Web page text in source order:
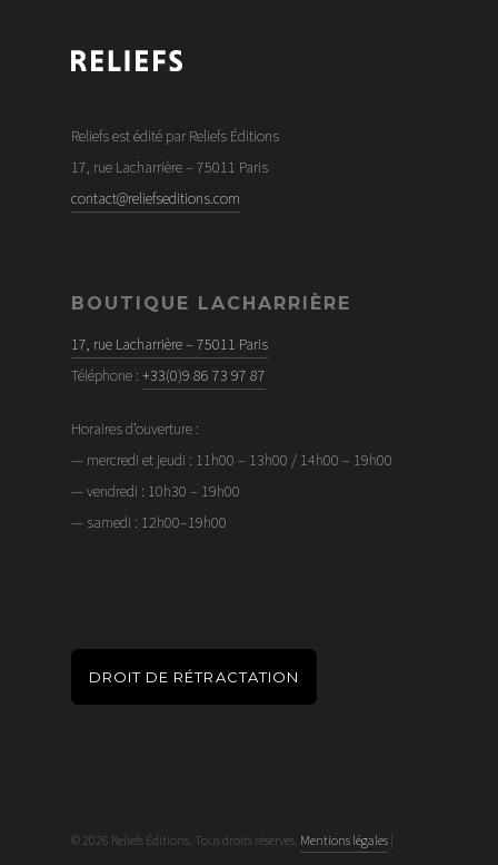
Reliefs est édité par Reliefs Éditions
17, rue Lacharrière – 75011 Paris
contact@reliefseditions.com
BOUTIQUE LACHARRIÈRE
17, rue Lacharrière – 75011 Paris
Téléphone : +33(0)9 86 73 97 87
Horaires d’ouverture :
— mercredi et jeudi : 11h00 – 13h00 / 14h00 – 19h00
— vendredi : 10h30 – 19h00
— samedi : 12h00–19h00
DROIT DE RÉTRACTATION
© 2026 Reliefs Éditions. Tous droits réservés. Mentions légales